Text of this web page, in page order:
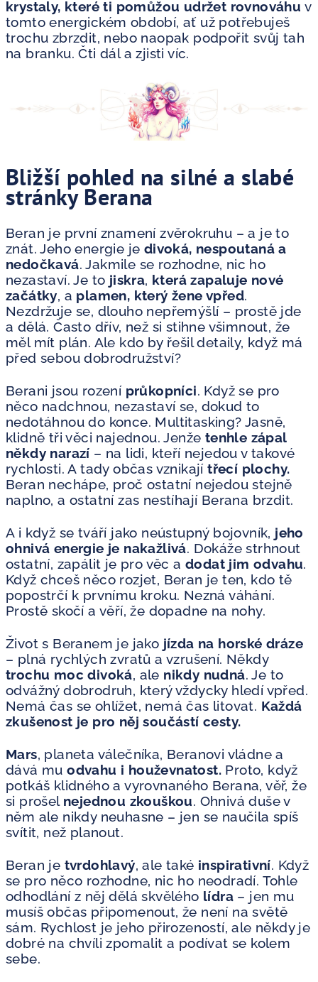
krystaly, které ti pomůžou udržet rovnováhu v
tomto energickém období, ať už potřebuješ
trochu zbrzdit, nebo naopak podpořit svůj tah
na branku. Čti dál a zjisti víc.
Bližší pohled na silné a slabé
stránky Berana
Beran je první znamení zvěrokruhu – a je to
znát. Jeho energie je divoká, nespoutaná a
nedočkavá. Jakmile se rozhodne, nic ho
nezastaví. Je to jiskra, která zapaluje nové
začátky, a plamen, který žene vpřed.
Nezdržuje se, dlouho nepřemýšlí – prostě jde
a dělá. Často dřív, než si stihne všimnout, že
měl mít plán. Ale kdo by řešil detaily, když má
před sebou dobrodružství?
Berani jsou rození průkopníci. Když se pro
něco nadchnou, nezastaví se, dokud to
nedotáhnou do konce. Multitasking? Jasně,
klidně tři věci najednou. Jenže tenhle zápal
někdy narazí – na lidi, kteří nejedou v takové
rychlosti. A tady občas vznikajítřecí plochy.
Beran nechápe, proč ostatní nejedou stejně
naplno, a ostatní zas nestíhají Berana brzdit.
A i když se tváří jako neústupný bojovník, jeho
ohnivá energie je nakažlivá. Dokáže strhnout
ostatní, zapálit je pro věc a dodat jim odvahu.
Když chceš něco rozjet, Beran je ten, kdo tě
popostrčí k prvnímu kroku. Nezná váhání.
Prostě skočí a věří, že dopadne na nohy.
Život s Beranem je jako jízda na horské dráze
– plná rychlých zvratů a vzrušení. Někdy
trochu moc divoká, ale nikdy nudná. Je to
odvážný dobrodruh, který vždycky hledí vpřed.
Nemá čas se ohlížet, nemá čas litovat. Každá
zkušenost je pro něj součástí cesty.
Mars, planeta válečníka, Beranovi vládne a
dává muodvahu i houževnatost. Proto, když
potkáš klidného a vyrovnaného Berana, věř, že
si prošel nejednou zkouškou. Ohnivá duše v
něm ale nikdy neuhasne – jen se naučila spíš
svítit, než planout.
Beran je tvrdohlavý, ale také inspirativní. Když
se pro něco rozhodne, nic ho neodradí. Tohle
odhodlání z něj dělá skvělého lídra – jen mu
musíš občas připomenout, že není na světě
sám. Rychlost je jeho přirozeností, ale někdy je
dobré na chvíli zpomalit a podívat se kolem
sebe.